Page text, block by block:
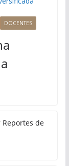
DOCENTES
de